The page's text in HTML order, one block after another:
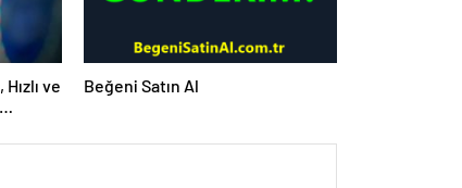
ve
Beğeni Satın Al